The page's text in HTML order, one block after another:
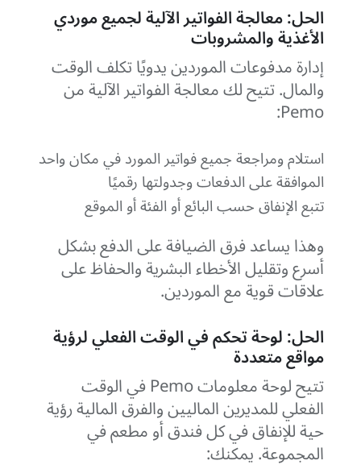
الحل: معالجة الفواتير الآلية لجميع موردي
الأغذية والمشروبات
إدارة مدفوعات الموردين يدويًا تكلف الوقت
والمال. تتيح لك معالجة الفواتير الآلية من
Pemo:
استلام ومراجعة جميع فواتير المورد في مكان واحد
الموافقة على الدفعات وجدولتها رقميًا
تتبع الإنفاق حسب البائع أو الفئة أو الموقع
وهذا يساعد فرق الضيافة على الدفع بشكل
أسرع وتقليل الأخطاء البشرية والحفاظ على
علاقات قوية مع الموردين.
الحل: لوحة تحكم في الوقت الفعلي لرؤية
مواقع متعددة
تتيح لوحة معلومات Pemo في الوقت
الفعلي للمديرين الماليين والفرق المالية رؤية
حية للإنفاق في كل فندق أو مطعم في
المجموعة. يمكنك: